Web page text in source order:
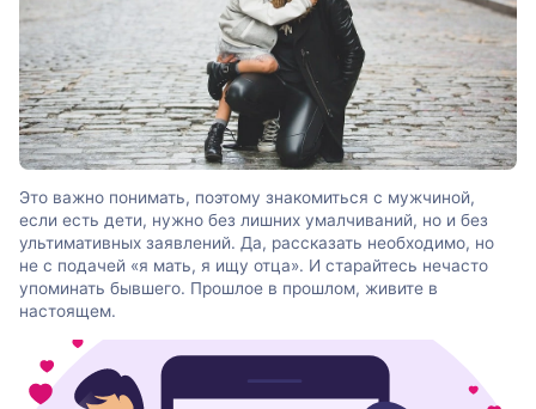
Это важно понимать, поэтому знакомиться с мужчиной,
если есть дети, нужно без лишних умалчиваний, но и без
ультимативных заявлений. Да, рассказать необходимо, но
не с подачей «я мать, я ищу отца». И старайтесь нечасто
упоминать бывшего. Прошлое в прошлом, живите в
настоящем.